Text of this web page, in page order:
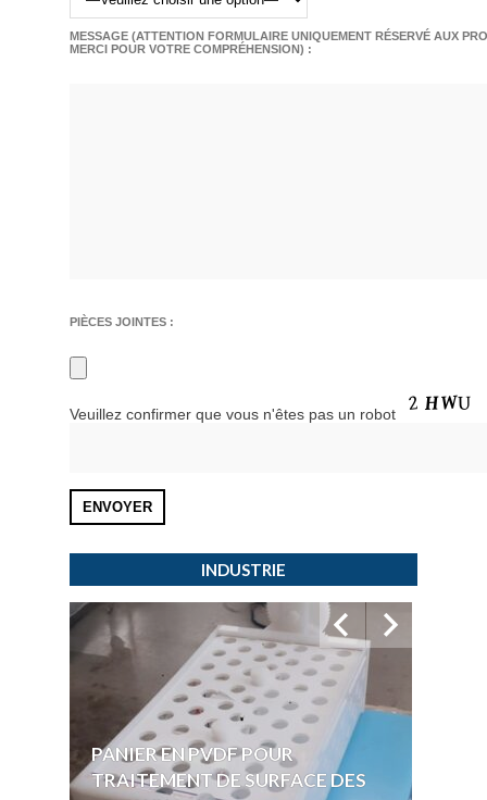
MESSAGE (ATTENTION FORMULAIRE UNIQUEMENT RÉSERVÉ AUX
MERCI POUR VOTRE COMPRÉHENSION) :
PIÈCES JOINTES :
Veuillez confirmer que vous n'êtes pas un robot
INDUSTRIE
PANIER EN PVDF POUR
TRAITEMENT DE SURFACE DES